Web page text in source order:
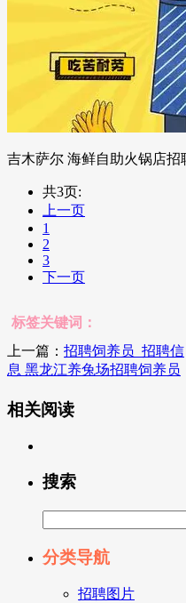
吉木萨尔 海鲜自助火锅店招
共3页:
上一页
1
2
3
下一页
标签关键词：
上一篇： 招聘饲养员_招聘信
息 黑龙江养兔场招聘饲养员
相关阅读
搜索
分类导航
招聘图片